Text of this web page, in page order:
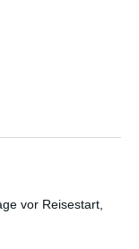
vor Reisestart,